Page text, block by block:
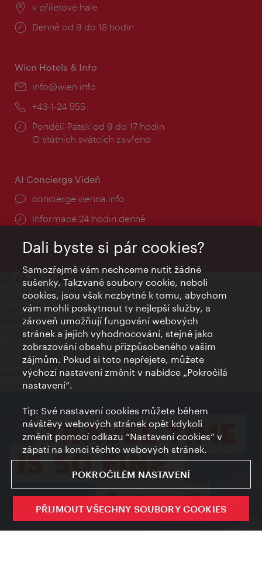
Místo:
v příletové hale
Provozní
Denně od 9 do 18 hodin
Wien Hotels & Info
E-
info@wien.info
Telefon:
+43-1-24 555
Provozní
doba:
Pondělí-Pátek od 9 do 17 hodin
O státních svátcích zavřeno
AI Concierge Vídeň
concierge.vienna.info
Informace 24 hodin denně
Kontakty
Credits
Prohlášení o ochraně osobních údajů
Terms of Use
Přístupnost
Kontakt pro tisk
Nastavení cookies
© Copyright Wien Tourismus
Dali byste si pár cookies?
Samozřejmě vám nechceme nutit žádné
sušenky. Takzvané soubory cookie, neboli
cookies, jsou však nezbytné k tomu, abychom
vám mohli poskytnout ty nejlepší služby, a
zároveň umožňují fungování webových
stránek a jejich vyhodnocování, stejně jako
zobrazování obsahu přizpůsobeného vašim
zájmům. Pokud si toto nepřejete, můžete
výchozí nastavení změnit v nabídce „Pokročilá
nastavení“.
Tip: Své nastavení cookies můžete během
návštěvy webových stránek opět kdykoli
změnit pomocí odkazu “Nastavení cookies” v
zápatí na konci těchto webových stránek.
POKROČILÉM NASTAVENÍ
PŘIJMOUT VŠECHNY SOUBORY COOKIES